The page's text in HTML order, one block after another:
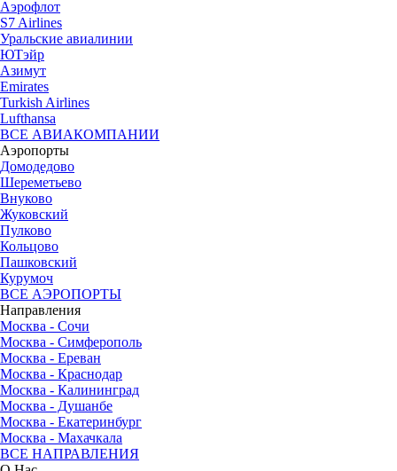
Аэрофлот
S7 Airlines
Уральские авиалинии
ЮТэйр
Азимут
Emirates
Turkish Airlines
Lufthansa
ВСЕ АВИАКОМПАНИИ
Аэропорты
Домодедово
Шереметьево
Внуково
Жуковский
Пулково
Кольцово
Пашковский
Курумоч
ВСЕ АЭРОПОРТЫ
Направления
Москва - Сочи
Москва - Симферополь
Москва - Ереван
Москва - Краснодар
Москва - Калининград
Москва - Душанбе
Москва - Екатеринбург
Москва - Махачкала
ВСЕ НАПРАВЛЕНИЯ